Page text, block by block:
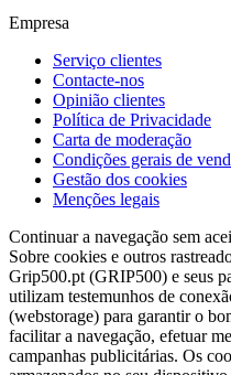
Empresa
Serviço clientes
Contacte-nos
Opinião clientes
Política de Privacidade
Carta de moderação
Condições gerais de
Gestão dos cookies
Menções legais
Continuar a navegação sem
Sobre cookies e outros
Grip500.pt (GRIP500) e seus
utilizam testemunhos de
(webstorage) para garantir o
facilitar a navegação, efetuar
campanhas publicitárias. Os